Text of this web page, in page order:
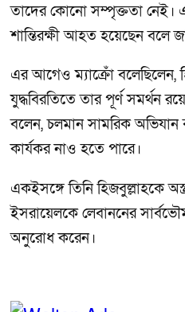
তাদের কোনো সম্পৃক্ততা
শান্তিরক্ষী আহত হয়েছেন বলে
এর আগেও ম্যাক্রোঁ বলেছিলেন,
যুদ্ধবিরতিতে তার পূর্ণ সমর্থন
বলেন, চলমান সামরিক অভিযান
কার্যকর নাও হতে পারে।
একইসঙ্গে তিনি হিজবুল্লাহকে
ইসরায়েলকে লেবাননের
অনুরোধ করেন।